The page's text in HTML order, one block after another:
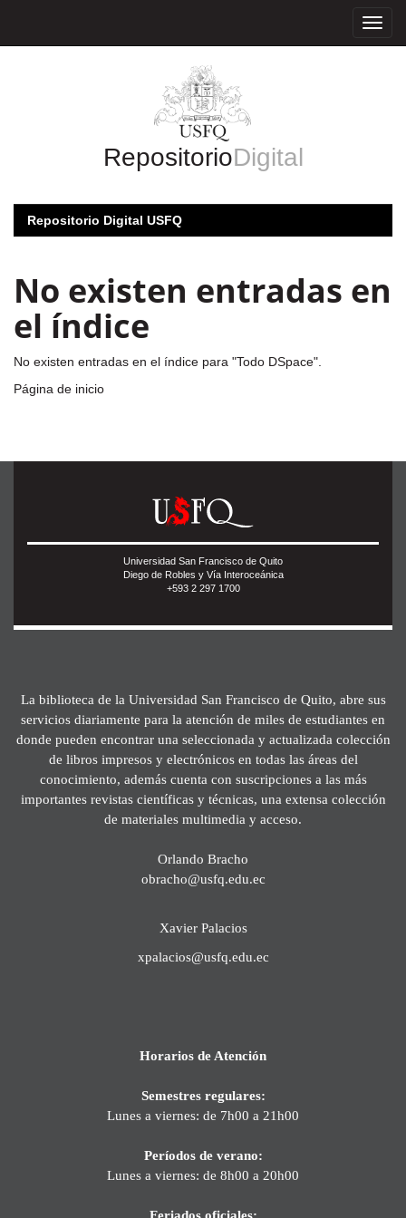
RepositorioDigital
Repositorio Digital USFQ
No existen entradas en
el índice
No existen entradas en el índice para "Todo DSpace".
Página de inicio
Universidad San Francisco de Quito
Diego de Robles y Vía Interoceánica
+593 2 297 1700
La biblioteca de la Universidad San Francisco de Quito, abre sus
servicios diariamente para la atención de miles de estudiantes en
donde pueden encontrar una seleccionada y actualizada colección
de libros impresos y electrónicos en todas las áreas del
conocimiento, además cuenta con suscripciones a las más
importantes revistas científicas y técnicas, una extensa colección
de materiales multimedia y acceso.
Orlando Bracho
obracho@usfq.edu.ec
Xavier Palacios
xpalacios@usfq.edu.ec
Horarios de Atención
Semestres regulares:
Lunes a viernes: de 7h00 a 21h00
Períodos de verano:
Lunes a viernes: de 8h00 a 20h00
Feriados oficiales: